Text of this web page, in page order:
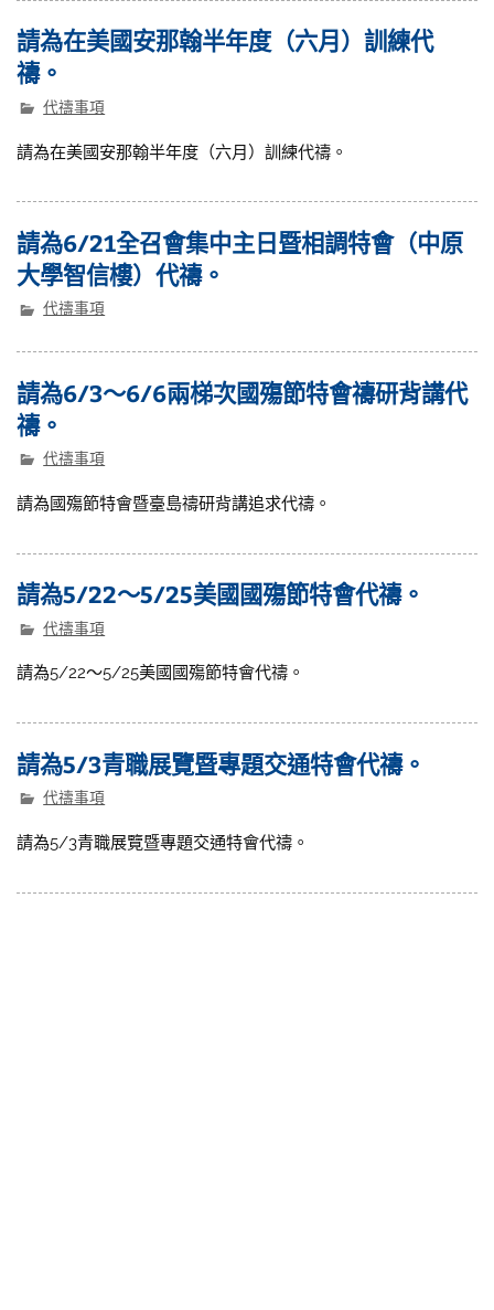
請為在美國安那翰半年度（六月）訓練代
禱。
代禱事項
請為在美國安那翰半年度（六月）訓練代禱。
請為6/21全召會集中主日暨相調特會（中原
大學智信樓）代禱。
代禱事項
請為6/3～6/6兩梯次國殤節特會禱研背講代
禱。
代禱事項
請為國殤節特會暨臺島禱研背講追求代禱。
請為5/22～5/25美國國殤節特會代禱。
代禱事項
請為5/22～5/25美國國殤節特會代禱。
請為5/3青職展覽暨專題交通特會代禱。
代禱事項
請為5/3青職展覽暨專題交通特會代禱。